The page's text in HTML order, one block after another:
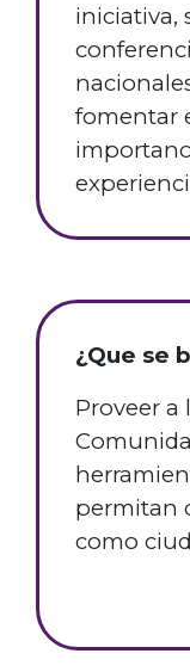
iniciativa,
fomentar
¿Que se
Proveer a
permitan
como